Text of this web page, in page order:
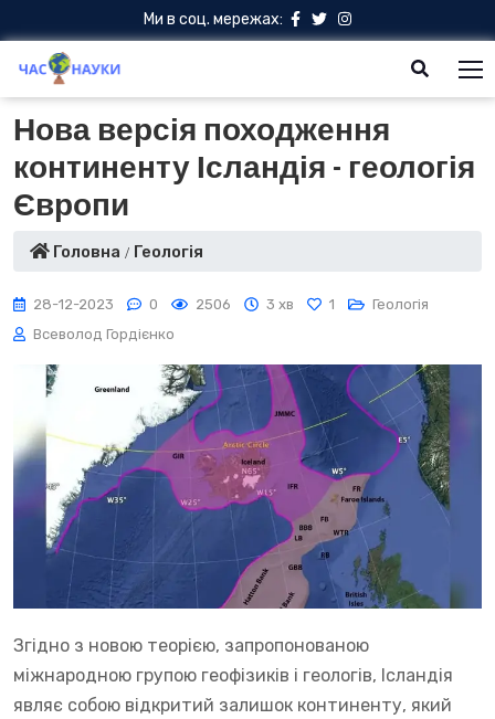
Ми в соц. мережах:
Нова версія походження
континенту Ісландія - геологія
Європи
Головна Геологія
28-12-2023 0 2506 3 хв 1
Геологія
Всеволод Гордієнко
Згідно з новою теорією, запропонованою
міжнародною групою геофізиків і геологів, Ісландія
являє собою відкритий залишок континенту, який